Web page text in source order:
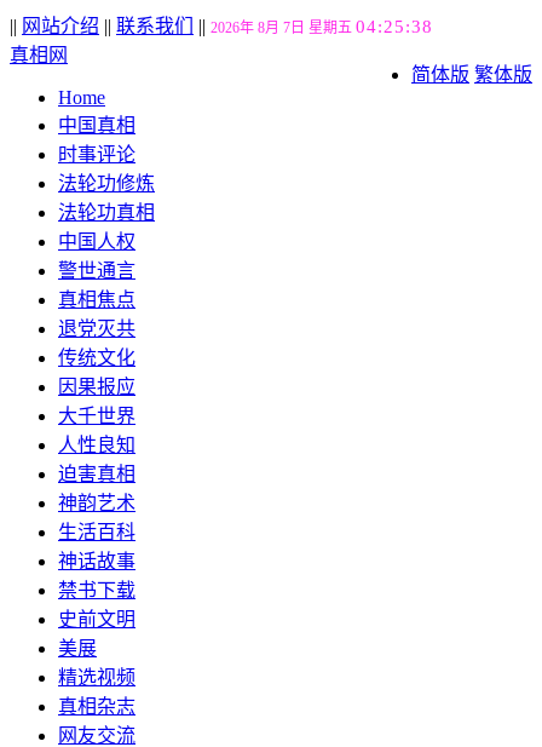
|| 网站介绍 || 联系我们 || 2026年 8月 7日 星期五 04:25:39
简体版 繁体版
真相网
Home
中国真相
时事评论
法轮功修炼
法轮功真相
中国人权
警世通言
真相焦点
退党灭共
传统文化
因果报应
大千世界
人性良知
迫害真相
神韵艺术
生活百科
神话故事
禁书下载
史前文明
美展
精选视频
真相杂志
网友交流